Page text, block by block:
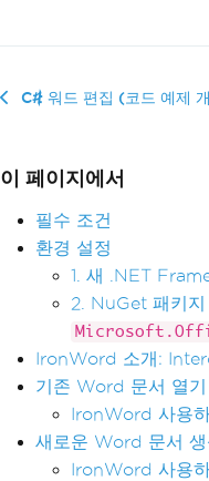
C# 워드 편집 (코드 예제 개발자 튜토리얼)
이 페이지에서
필수 조건
환경 설정
1. 새 .NET
2. NuGet 패키지
IronWord 소개:
기존 Word 문서 열기
IronWord 사용하
새로운 Word 문서 생
IronWord 사용하